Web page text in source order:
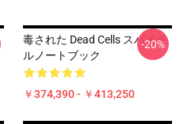
毒された Dead Cells スパイラ
ルノートブック
￥374,390 - ￥413,250
-20%